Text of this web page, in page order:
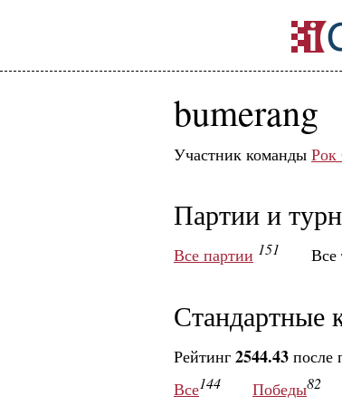
bumerang
Участник команды Рок
Партии и
Все партии 151 Все
Стандартные
Рейтинг 2544.43 после
Все144 Победы82